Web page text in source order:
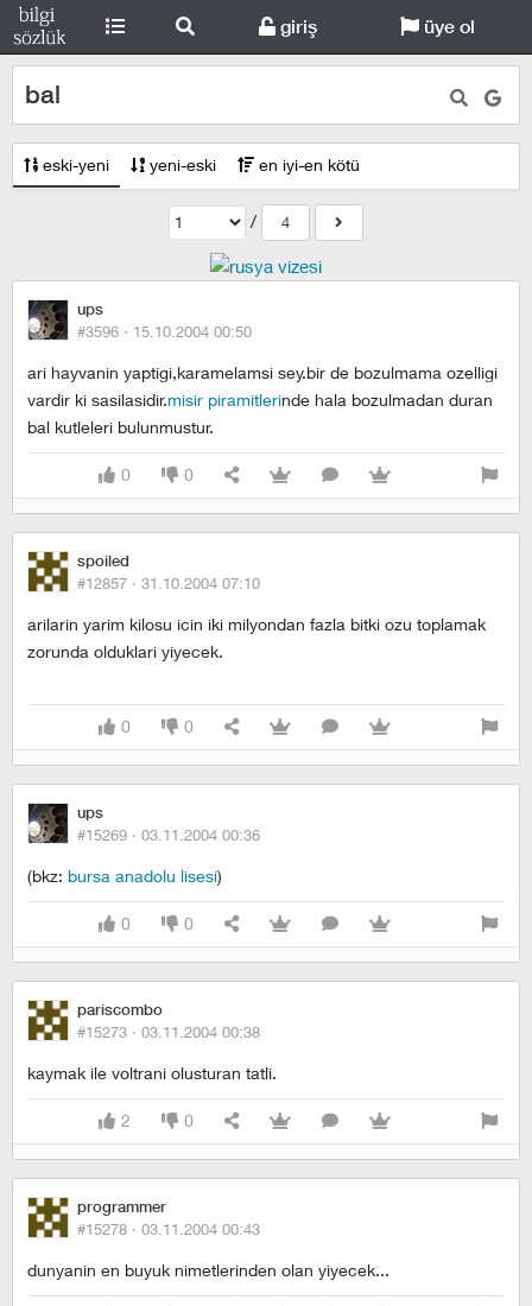
giriş üye ol
bal
eski-yeni yeni-eski en iyi-en kötü
/ 4
ups
#3596 · 15.10.2004 00:50
ari hayvanin yaptigi,karamelamsi sey.bir de bozulmama ozelligi
vardir ki sasilasidir.misir piramitlerinde hala bozulmadan duran
bal kutleleri bulunmustur.
0 0
spoiled
#12857 · 31.10.2004 07:10
arilarin yarim kilosu icin iki milyondan fazla bitki ozu toplamak
zorunda olduklari yiyecek.
0 0
ups
#15269 · 03.11.2004 00:36
(bkz: bursa anadolu lisesi)
0 0
pariscombo
#15273 · 03.11.2004 00:38
kaymak ile voltrani olusturan tatli.
2 0
programmer
#15278 · 03.11.2004 00:43
dunyanin en buyuk nimetlerinden olan yiyecek...